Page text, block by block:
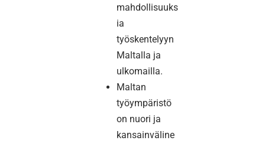
mahdollisuuks
ia
työskentelyyn
Maltalla ja
ulkomailla.
Maltan
työympäristö
on nuori ja
kansainväline